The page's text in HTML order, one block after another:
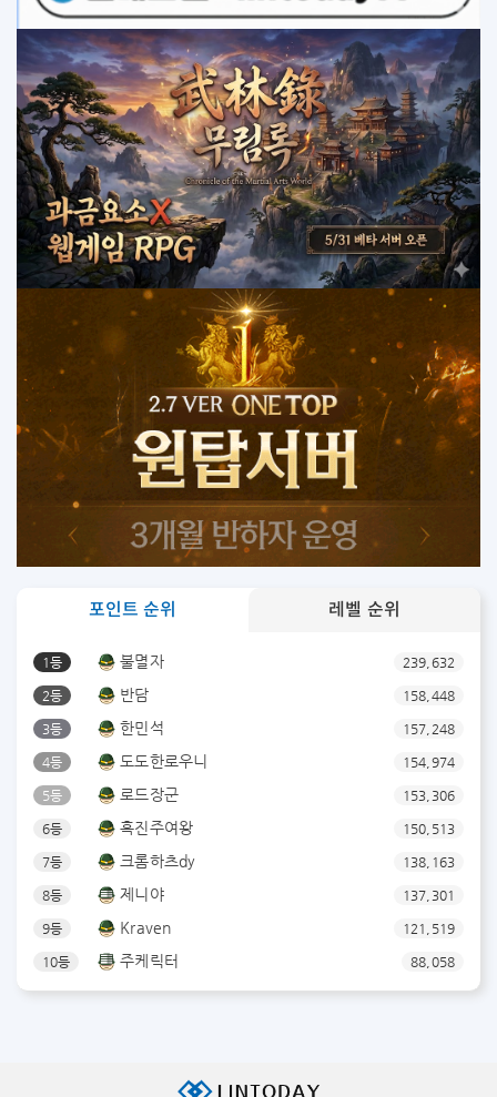
포인트 순위 레벨 순위
1등 불멸자 239,632
2등 반담 158,448
3등 한민석 157,248
4등 도도한로우니 154,974
5등 로드장군 153,306
6등 흑진주여왕 150,513
7등 크롬하츠dy 138,163
8등 제니야 137,301
9등 Kraven 121,519
10등 주케릭터 88,058